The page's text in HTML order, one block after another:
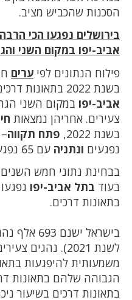
הסכנות שהכביש מציב.
בירושלים נפגעו הכי
אביב-יפו במקום השני
פילוח הנתונים לפי ערים
בשנת 2022 בתאונות דרכים 321 צעירים,
אביב-יפו
צעירים. אחריהן נמצאות
בשנת 2022,
פתח תקווה
נפגעים ונתניה עם 65 נפגעים צעירים.
בבחינת נתוני חמש השנים
בעוד בתל אביב-יפו
בתאונות דרכים.
לשנת 2021). נהגים
משמעותית להיפגעות
הגבוהה שלהם בתאונות
בתאונות דרכים בשיעור